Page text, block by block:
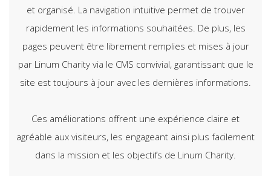
et organisé. La navigation intuitive permet de trouver
rapidement les informations souhaitées. De plus, les
pages peuvent être librement remplies et mises à jour
par Linum Charity via le CMS convivial, garantissant que le
site est toujours à jour avec les dernières informations.
Ces améliorations offrent une expérience claire et
agréable aux visiteurs, les engageant ainsi plus facilement
dans la mission et les objectifs de Linum Charity.